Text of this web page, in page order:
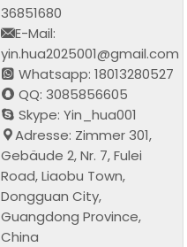
36851680
E-Mail:
yin.hua2025001@gmail.com
Whatsapp: 18013280527
QQ: 3085856605
Skype: Yin_hua001
Adresse: Zimmer 301,
Gebäude 2, Nr. 7, Fulei
Road, Liaobu Town,
Dongguan City,
Guangdong Province,
China